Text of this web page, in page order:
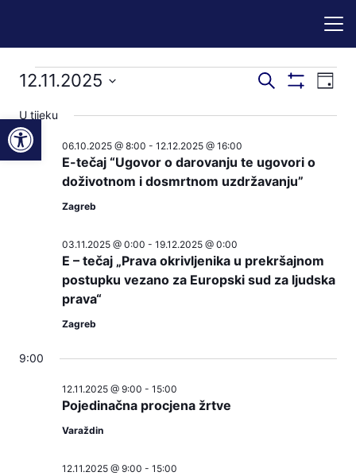
Događaji
for
12.11.2025
Događaji
pregleda
Pretraži Dan
12.11.2025
datum.
U tijeku
E-tečaj “Ugovor o darovanju te ugovori o
doživotnom i dosmrtnom uzdržavanju”
06.10.2025 @ 8:00 - 12.12.2025 @ 16:00
Zagreb
E – tečaj „Prava okrivljenika u prekršajnom
postupku vezano za Europski sud za ljudska
prava“
03.11.2025 @ 0:00 - 19.12.2025 @ 0:00
Zagreb
9:00
Pojedinačna procjena žrtve
12.11.2025 @ 9:00 - 15:00
Varaždin
12.11.2025 @ 9:00 - 15:00
Open toolbar